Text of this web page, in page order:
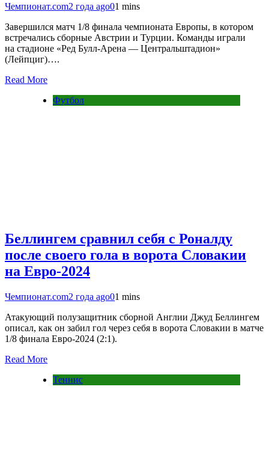
Чемпионат.com2 года ago01 mins
Завершился матч 1/8 финала чемпионата Европы, в котором
встречались сборные Австрии и Турции. Команды играли
на стадионе «Ред Булл-Арена — Центральштадион»
(Лейпциг)….
Read More
Футбол
Беллингем сравнил себя с Роналду
после своего гола в ворота Словакии
на Евро-2024
Чемпионат.com2 года ago01 mins
Атакующий полузащитник сборной Англии Джуд Беллингем
описал, как он забил гол через себя в ворота Словакии в матче
1/8 финала Евро-2024 (2:1).
Read More
Теннис